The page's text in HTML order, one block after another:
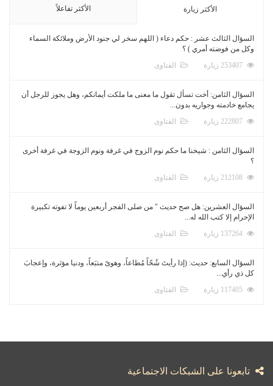
الأكثر زيارة الأكثر تفاعلاً
السؤال الثالث عشر : حكم دعاء ( اللهم سخر لي جنود الأرض وملائكة السماء
وكل من فوضته أمري ) ؟
الفتاوى
السؤال الثامن: أخت تسأل تقول ما معنى ما ملكت أيمانكم، وهل يجوز للرجل أن
يجامع خادمته وجواريه بدون...
الفتاوى
السؤال الثامن : شيخنا ما حكم نوم الزوج في غرفة ونوم الزوجة في غرفة أخرى
؟
الفتاوى
السؤال العشرين: هل صح حديث " من صلى الفجر أربعين يوماً لا تفوته تكبيرة
الإحرام إلا كتب الله له...
الفتاوى
السؤال السابع: حديث: (إذا رأيتَ شُحّاً مُطاعاً، وهوىً متبَعاً، ودنيا مؤثرة، وإعجابَ
كل ذي رأي...
الفتاوى
تابعونا على الشبكات الاجتماعية